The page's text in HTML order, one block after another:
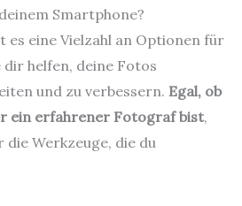
Smartphone?
es eine Vielzahl an Optionen für
dir helfen, deine Fotos
und zu verbessern. Egal, ob
ein erfahrener Fotograf bist,
die Werkzeuge, die du